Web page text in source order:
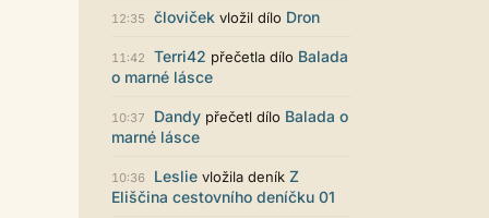
vzhledu. Na některých místech
jsou sice mezi prvky příliš velké
mezery, ale když mě to bude štvát,
určitě to půjde upravit místním
stylem... Celkově je styl dobře
puero 29.07. 11:53
graficky promyšlené.
Santiago Dibla 29.07. 11:01
12:35 človiček vložil dílo Dron
11:42 Terri42 přečetla dílo Balada
o marné lásce
10:37 Dandy přečetl dílo Balada o
marné lásce
10:36 Leslie vložila deník Z
Eliščina cestovního deníčku 01